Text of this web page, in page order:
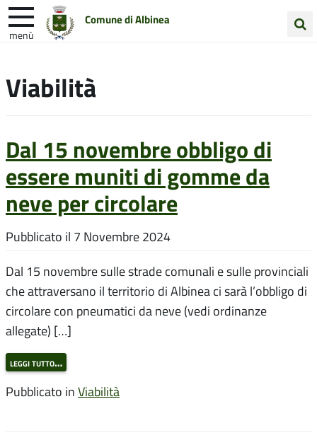
Comune di Albinea
menù
sito
Viabilità
Dal 15 novembre obbligo di
essere muniti di gomme da
neve per circolare
Pubblicato il 7 Novembre 2024
Dal 15 novembre sulle strade comunali e sulle provinciali
che attraversano il territorio di Albinea ci sarà l’obbligo di
circolare con pneumatici da neve (vedi ordinanze
allegate) […]
leggi tutto…
Pubblicato in Viabilità